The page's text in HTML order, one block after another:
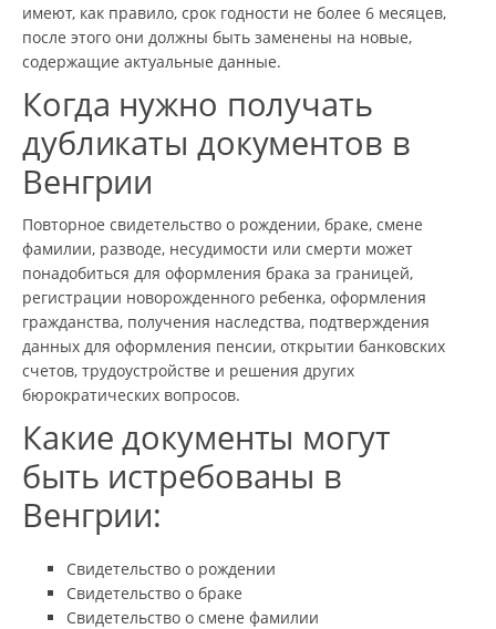
имеют, как правило, срок годности не более 6 месяцев,
после этого они должны быть заменены на новые,
содержащие актуальные данные.
Когда нужно получать
дубликаты документов в
Венгрии
Повторное свидетельство о рождении, браке, смене
фамилии, разводе, несудимости или смерти может
понадобиться для оформления брака за границей,
регистрации новорожденного ребенка, оформления
гражданства, получения наследства, подтверждения
данных для оформления пенсии, открытии банковских
счетов, трудоустройстве и решения других
бюрократических вопросов.
Какие документы могут
быть истребованы в
Венгрии:
Свидетельство о рождении
Свидетельство о браке
Свидетельство о смене фамилии